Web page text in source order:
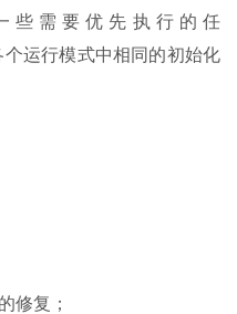
些需要优先执行的任
个运行模式中相同的初始化
修复；